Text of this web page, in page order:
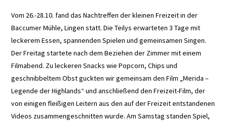
Vom 26.-28.10. fand das Nachtreffen der kleinen Freizeit in der
Baccumer Mühle, Lingen statt. Die Teilys erwarteten 3 Tage mit
leckerem Essen, spannenden Spielen und gemeinsamen Singen.
Der Freitag startete nach dem Beziehen der Zimmer mit einem
Filmabend. Zu leckeren Snacks wie Popcorn, Chips und
geschnibbeltem Obst guckten wir gemeinsam den Film „Merida –
Legende der Highlands“ und anschließend den Freizeit-Film, der
von einigen fleißigen Leitern aus den auf der Freizeit entstandenen
Videos zusammengeschnitten wurde. Am Samstag standen Spiel,